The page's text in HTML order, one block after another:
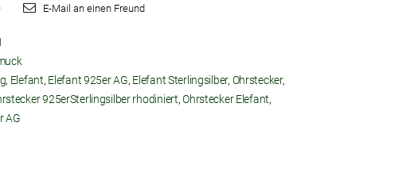
E-Mail an einen Freund
, Elefant, Elefant 925er AG, Elefant Sterlingsilber, Ohrstecker,
925erSterlingsilber rhodiniert,Ohrstecker Elefant,
AG